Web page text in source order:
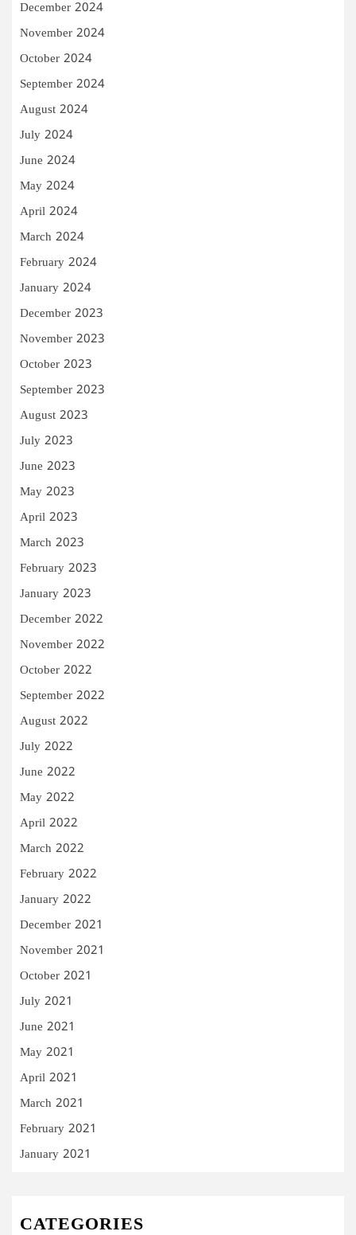
December 2024
November 2024
October 2024
September 2024
August 2024
July 2024
June 2024
May 2024
April 2024
March 2024
February 2024
January 2024
December 2023
November 2023
October 2023
September 2023
August 2023
July 2023
June 2023
May 2023
April 2023
March 2023
February 2023
January 2023
December 2022
November 2022
October 2022
September 2022
August 2022
July 2022
June 2022
May 2022
April 2022
March 2022
February 2022
January 2022
December 2021
November 2021
October 2021
July 2021
June 2021
May 2021
April 2021
March 2021
February 2021
January 2021
CATEGORIES